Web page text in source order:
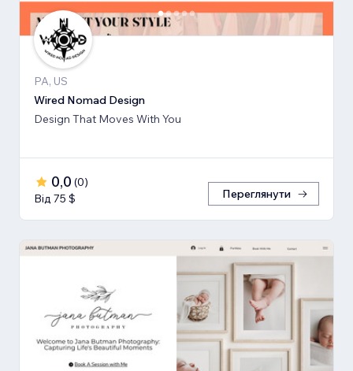
PA, US
Wired Nomad Design
Design That Moves With You
0,0 (0)
Від 75 $
Переглянути